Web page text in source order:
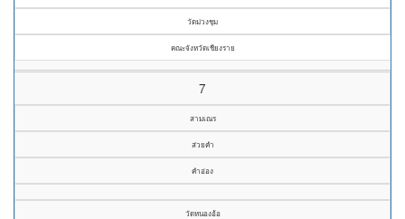
วัดม่วงชุม
คณะจังหวัดเชียงราย
7
สามเณร
ส่วยคำ
คำอ่อง
วัดหนองอ้อ